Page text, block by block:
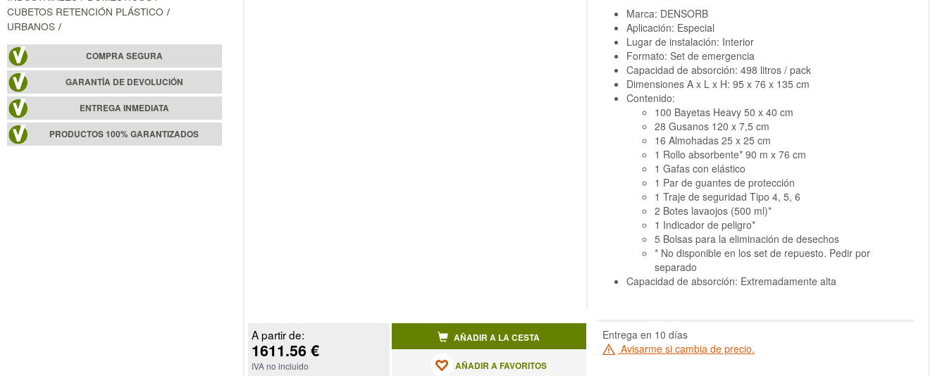
CUBETOS RETENCIÓN PLÁSTICO
URBANOS
COMPRA SEGURA
GARANTÍA DE DEVOLUCIÓN
ENTREGA INMEDIATA
PRODUCTOS 100% GARANTIZADOS
Marca: DENSORB
Aplicación: Especial
Lugar de instalación: Interior
Formato: Set de emergencia
Capacidad de absorción: 498 litros / pack
Dimensiones A x L x H: 95 x 76 x 135 cm
Contenido:
100 Bayetas Heavy 50 x 40 cm
28 Gusanos 120 x 7,5 cm
16 Almohadas 25 x 25 cm
1 Rollo absorbente* 90 m x 76 cm
1 Gafas con elástico
1 Par de guantes de protección
1 Traje de seguridad Tipo 4, 5, 6
2 Botes lavaojos (500 ml)*
1 Indicador de peligro*
5 Bolsas para la eliminación de desechos
* No disponible en los set de repuesto. Pedir por
separado
Capacidad de absorción: Extremadamente alta
A partir de:
1611.56 €
IVA no incluido
AÑADIR A LA CESTA
AÑADIR A FAVORITOS
Entrega en 10 días
Avisarme si cambia de precio.